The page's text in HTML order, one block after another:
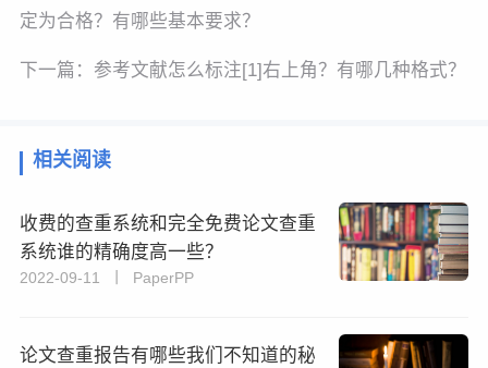
定为合格？有哪些基本要求？
下一篇： 参考文献怎么标注[1]右上角？有哪几种格式？
相关阅读
收费的查重系统和完全免费论文查重
系统谁的精确度高一些？
2022-09-11 丨 PaperPP
论文查重报告有哪些我们不知道的秘